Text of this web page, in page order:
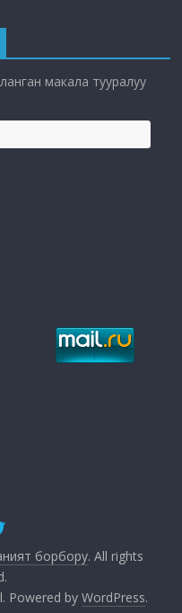
макала тууралуу
борбору. All rights
Powered by WordPress.